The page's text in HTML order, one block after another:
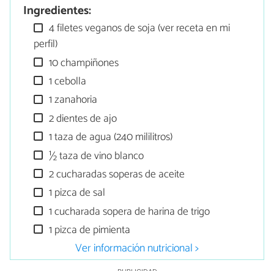
Ingredientes:
4 filetes veganos de soja (ver receta en mi
perfil)
10 champiñones
1 cebolla
1 zanahoria
2 dientes de ajo
1 taza de agua (240 mililitros)
½ taza de vino blanco
2 cucharadas soperas de aceite
1 pizca de sal
1 cucharada sopera de harina de trigo
1 pizca de pimienta
Ver información nutricional >